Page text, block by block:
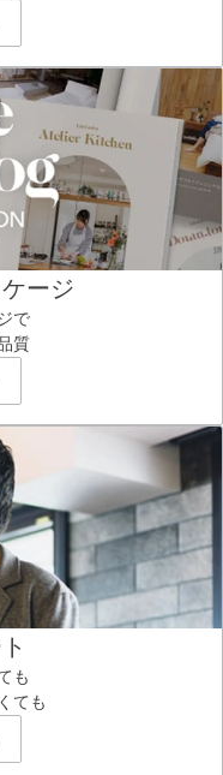
ージ
で
質
も
ても